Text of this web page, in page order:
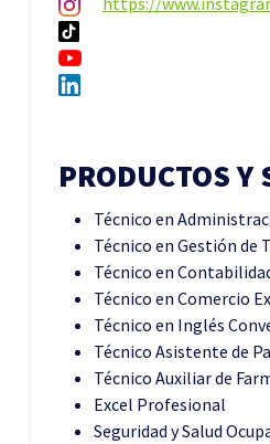
PRODUCTOS Y
Técnico en
Técnico en Gestión de
Técnico en
Técnico en Comercio
Técnico en Inglés
Técnico Asistente de
Técnico Auxiliar de
Excel Profesional
Seguridad y Salud